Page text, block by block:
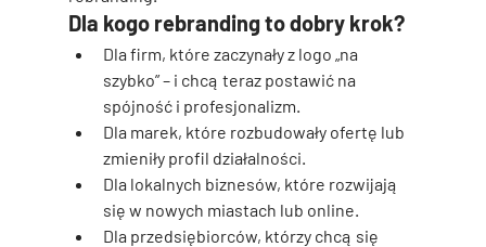
Dla kogo rebranding to dobry krok?
Dla firm, które zaczynały z logo „na
szybko” – i chcą teraz postawić na
spójność i profesjonalizm.
Dla marek, które rozbudowały ofertę lub
zmieniły profil działalności.
Dla lokalnych biznesów, które rozwijają
się w nowych miastach lub online.
Dla przedsiębiorców, którzy chcą się